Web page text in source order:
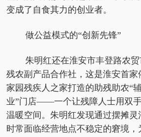
变成了自食其力的创业者。
做公益模式的“创新先锋”
朱明红还在淮安市丰登路农
残农副产品合作社，这是淮安首
家园残疾人之家打造的助残助农“
业”门店——一个让残障人士用双
温暖空间。朱明红发现通过摆摊
时常面临经营地点不稳定的窘境